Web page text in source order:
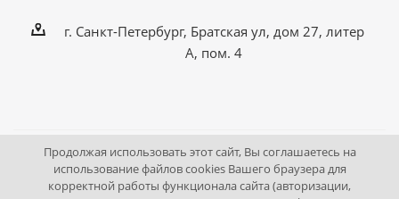
г. Санкт-Петербург, Братская ул, дом 27, литер
А, пом. 4
2009 - 2026 © Промышленное оборудование Интернет
портал.
Продолжая использовать этот сайт, Вы соглашаетесь на
использование файлов cookies Вашего браузера для
корректной работы функционала сайта (авторизации,